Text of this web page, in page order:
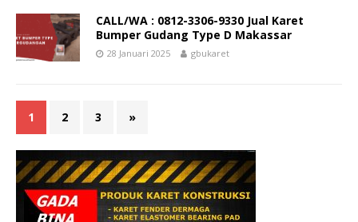
CALL/WA : 0812-3306-9330 Jual Karet
Bumper Gudang Type D Makassar
28 Januari 2025 gbukaret
1 2 3 »